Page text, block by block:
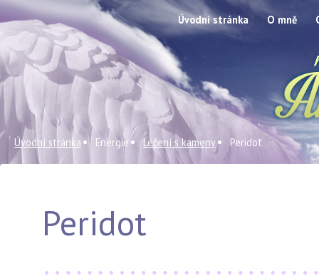
Úvodní stránka O mně
Úvodní stránka Energie Léčení s kameny Peridot
Peridot